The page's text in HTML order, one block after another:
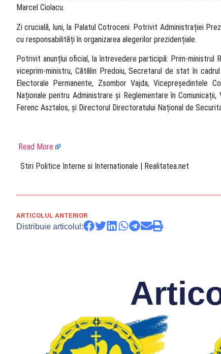
Marcel Ciolacu.
Zi crucială, luni, la Palatul Cotroceni. Potrivit Administrației
cu responsabilități în organizarea alegerilor prezidențiale.
Potrivit anunțlui oficial, la întrevedere participă: Prim-ministrul
viceprim-ministru, Cătălin Predoiu, Secretarul de stat în
Electorale Permanente, Zsombor Vajda, Vicepreședintele
Naționale pentru Administrare și Reglementare în
Ferenc Asztalos, și Directorul Directoratului Național de
Read More
​ Stiri Politice Interne si Internationale | Realitatea.net
ARTICOLUL ANTERIOR
Distribuie articolul: